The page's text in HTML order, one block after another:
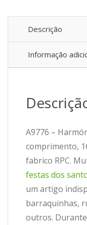
Descrição
Informação
A9776 –
comprimento,
fabrico RPC.
festas dos
um artigo
barraquinhas,
outros.